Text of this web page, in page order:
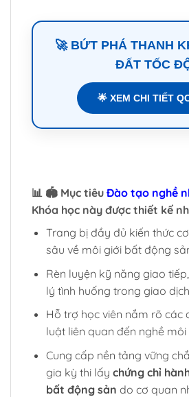
🚀 BỨT PHÁ THANH
ĐẤT TỐC
🌟 XEM CHI TIẾT
📊 🏟️ Mục tiêu Đào tạo nghề
Khóa học này được thiết kế
Trang bị đầy đủ kiến thức
sâu về môi giới bất động
Rèn luyện kỹ năng giao
lý tình huống trong giao
Hỗ trợ học viên nắm rõ các
luật liên quan đến nghề môi
Cung cấp nền tảng vững
gia kỳ thi lấy chứng chỉ
bất động sản do cơ quan